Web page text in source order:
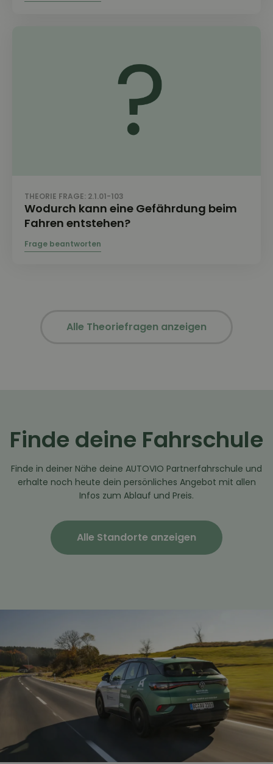
THEORIE FRAGE: 2.1.01-103
Wodurch kann eine Gefährdung beim
Fahren entstehen?
Alle Theoriefragen anzeigen
Finde deine Fahrschule
Finde in deiner Nähe deine AUTOVIO Partnerfahrschule und
erhalte noch heute dein persönliches Angebot mit allen
Infos zum Ablauf und Preis.
Alle Standorte anzeigen